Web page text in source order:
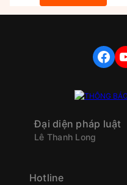
FACEBOOK YOUTUBE
Đại diện pháp luật
Lê Thanh Long
Hotline